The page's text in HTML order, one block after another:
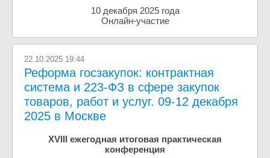
10 декабря 2025 года
Онлайн-участие
22.10.2025 19:44
Реформа госзакупок: контрактная
система и 223-ФЗ в сфере закупок
товаров, работ и услуг. 09-12 декабря
2025 в Москве
XVIII ежегодная итоговая практическая
конференция